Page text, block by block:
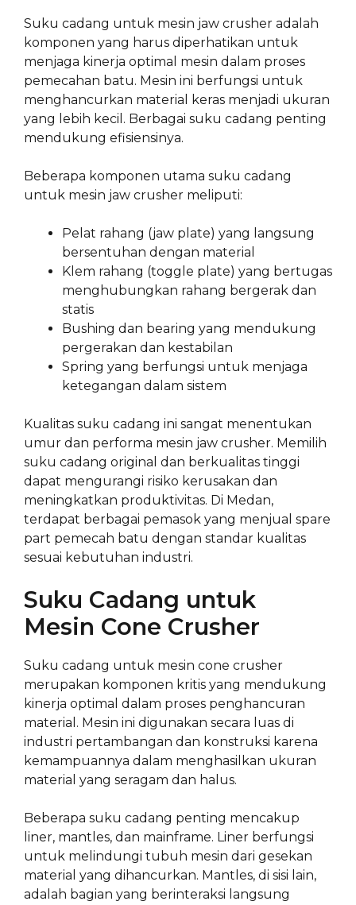
Suku cadang untuk mesin jaw crusher adalah
komponen yang harus diperhatikan untuk
menjaga kinerja optimal mesin dalam proses
pemecahan batu. Mesin ini berfungsi untuk
menghancurkan material keras menjadi ukuran
yang lebih kecil. Berbagai suku cadang penting
mendukung efisiensinya.
Beberapa komponen utama suku cadang
untuk mesin jaw crusher meliputi:
Pelat rahang (jaw plate) yang langsung
bersentuhan dengan material
Klem rahang (toggle plate) yang bertugas
menghubungkan rahang bergerak dan
statis
Bushing dan bearing yang mendukung
pergerakan dan kestabilan
Spring yang berfungsi untuk menjaga
ketegangan dalam sistem
Kualitas suku cadang ini sangat menentukan
umur dan performa mesin jaw crusher. Memilih
suku cadang original dan berkualitas tinggi
dapat mengurangi risiko kerusakan dan
meningkatkan produktivitas. Di Medan,
terdapat berbagai pemasok yang menjual spare
part pemecah batu dengan standar kualitas
sesuai kebutuhan industri.
Suku Cadang untuk
Mesin Cone Crusher
Suku cadang untuk mesin cone crusher
merupakan komponen kritis yang mendukung
kinerja optimal dalam proses penghancuran
material. Mesin ini digunakan secara luas di
industri pertambangan dan konstruksi karena
kemampuannya dalam menghasilkan ukuran
material yang seragam dan halus.
Beberapa suku cadang penting mencakup
liner, mantles, dan mainframe. Liner berfungsi
untuk melindungi tubuh mesin dari gesekan
material yang dihancurkan. Mantles, di sisi lain,
adalah bagian yang berinteraksi langsung